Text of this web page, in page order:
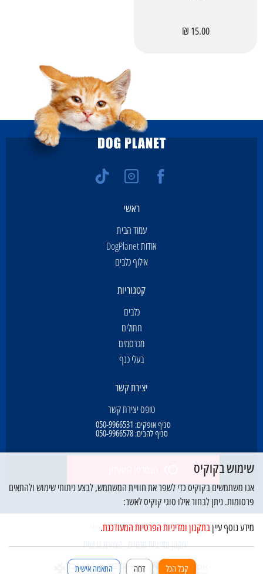
15.00 ₪
ראשי
עמוד הבית
אודות DogPlanet
אילוף כלבים
קטגוריות
כלבים
חתולים
מכרסמים
בעלי כנף
יצירת קשר
טופס יצירת קשר
סניף אופקים: 050-9966531
סניף להבים:050-9966578
© כל הזכויות שמורות לדוג פלאנט
תקנון ומדיניות פרטיות הצהרת נגישות
שימוש בקוקיס
אנו משתמשים בקוקיס כדי לשפר את חוויית המשתמש, לבצע ניתוחי שימוש ולהתאים
פרסומות. ניתן לבחור אילו סוגי קוקיס לאשר:
מידע נוסף עייןבתקנון ומדיניות הפרטיות המעודכנת.
קבל הכל דחה התאמה אישית